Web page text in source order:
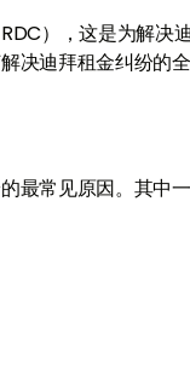
），这是为解决
决迪拜租金纠纷的全
最常见原因。其中